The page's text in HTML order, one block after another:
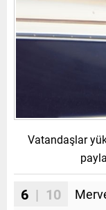
Vatandaşlar
6 | 10